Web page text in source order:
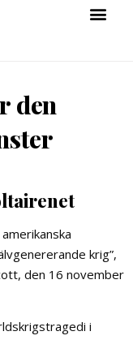
den
krig”,
den 16 november
i